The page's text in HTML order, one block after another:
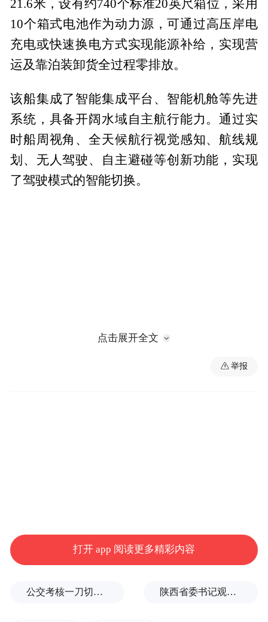
21.6米，设有约740个标准20英尺箱位，采用
10个箱式电池作为动力源，可通过高压岸电
充电或快速换电方式实现能源补给，实现营
运及靠泊装卸货全过程零排放。
该船集成了智能集成平台、智能机舱等先进
系统，具备开阔水域自主航行能力。通过实
时船周视角、全天候航行视觉感知、航线规
划、无人驾驶、自主避碰等创新功能，实现
了驾驶模式的智能切换。
“首艘船舶的成功下水，标志着主船体已全面
点击展开全文
举报
打开 app 阅读更多精彩内容
公交考核一刀切司机不敢开空调：别把压力转嫁一线员工 陕西省委书记观摩直播带货，同董宇辉交流